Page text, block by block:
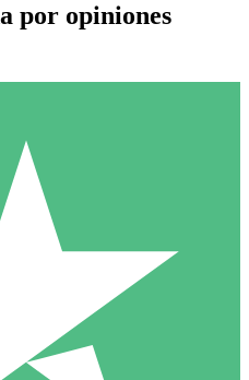
Individuales
de descarga. Sin compromiso
10 00
por opiniones